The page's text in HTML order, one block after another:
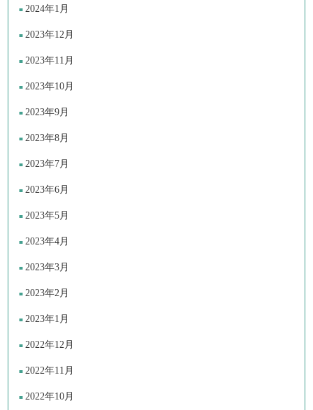
2024年1月
2023年12月
2023年11月
2023年10月
2023年9月
2023年8月
2023年7月
2023年6月
2023年5月
2023年4月
2023年3月
2023年2月
2023年1月
2022年12月
2022年11月
2022年10月